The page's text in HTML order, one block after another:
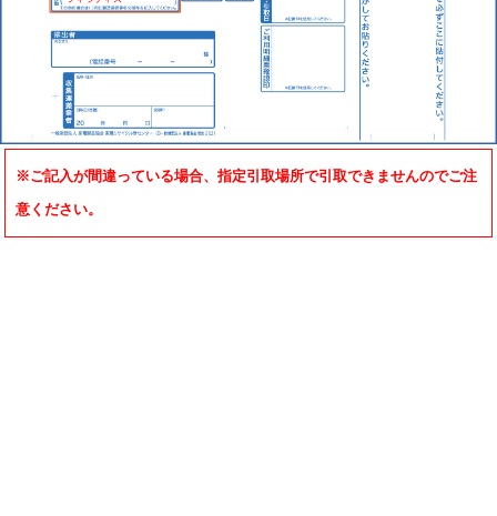
※ご記入が間違っている場合、指定引取場所で引取できませんのでご注
意ください。